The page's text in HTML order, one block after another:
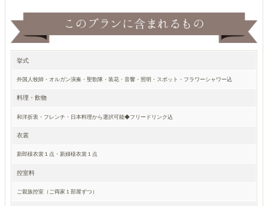
挙式
外国人牧師・オルガン演奏・聖歌隊・装花・音響・照明・スポット・フラワーシャワー込
料理・飲物
和洋折衷・フレンチ・日本料理から選択可能◆フリードリンク込
衣裳
新郎様衣裳１点・新婦様衣裳１点
控室料
ご親族控室（ご両家１部屋ずつ）